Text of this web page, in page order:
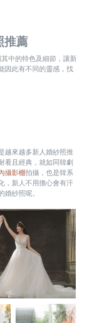
推薦
中的特色及細節，讓新
因此有不同的靈感，找
越來越多新人婚紗照推
看且經典，就如同韓劇
攝影棚拍攝，也是韓系
，新人不用擔心會有汗
婚紗照呢。